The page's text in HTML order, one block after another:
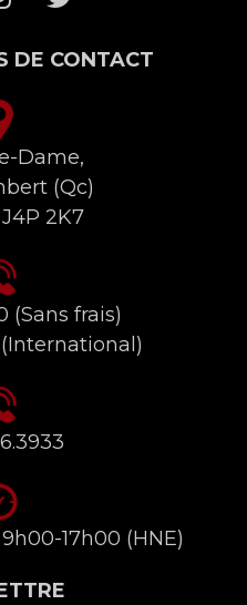
DE CONTACT
Dame,
(Qc)
2K7
(Sans frais)
(International)
17h00 (HNE)